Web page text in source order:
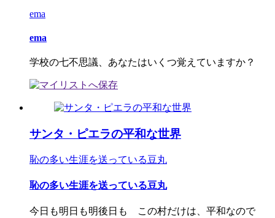
ema
ema
学校の七不思議、あなたはいくつ覚えていますか？
サンタ・ピエラの平和な世界
恥の多い生涯を送っている豆丸
恥の多い生涯を送っている豆丸
今日も明日も明後日も この村だけは、平和なので